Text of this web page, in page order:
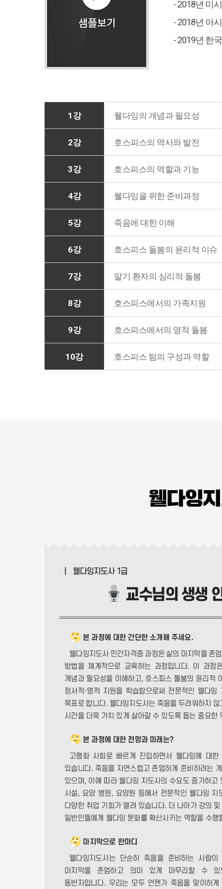
- 2018년 미
- 2018년 아
- 2019년 한
1강 웰다잉의 개념과 필요성
2강 호스피스의 역사와 발전
3강 호스피스의 역할과 기능
4강 웰다잉을 위한 준비과정
5강 죽음에 대한 이해
6강 호스피스 돌봄의 윤리적 이슈
7강 말기 환자의 심리적 돌봄
8강 호스피스에서의 가족지원
9강 호스피스에서의 영적 돌봄
10강 호스피스 팀의 구성과 역할